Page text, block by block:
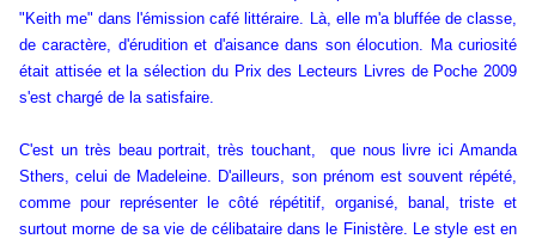
"Keith me" dans l'émission café littéraire. Là, elle m'a bluffée de classe,
de caractère, d'érudition et d'aisance dans son élocution. Ma curiosité
était attisée et la sélection du Prix des Lecteurs Livres de Poche 2009
s'est chargé de la satisfaire.
C'est un très beau portrait, très touchant, que nous livre ici Amanda
Sthers, celui de Madeleine. D'ailleurs, son prénom est souvent répété,
comme pour représenter le côté répétitif, organisé, banal, triste et
surtout morne de sa vie de célibataire dans le Finistère. Le style est en